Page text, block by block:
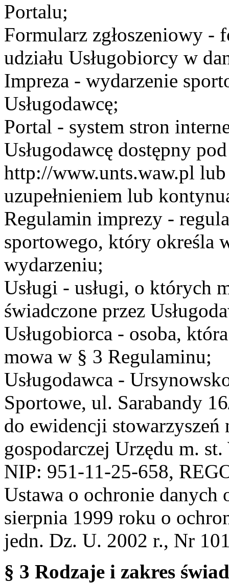
Portalu;
Formularz zgłoszeniowy -
udziału Usługobiorcy w
Impreza - wydarzenie
Usługodawcę;
Portal - system stron
Usługodawcę dostępny
http://www.unts.waw.pl lub
uzupełnieniem lub
Regulamin imprezy -
sportowego, który określa
wydarzeniu;
Usługi - usługi, o których
świadczone przez
Usługobiorca - osoba,
mowa w § 3 Regulaminu;
Usługodawca -
Sportowe, ul. Sarabandy
do ewidencji stowarzyszeń
gospodarczej Urzędu m.
NIP: 951-11-25-658,
Ustawa o ochronie danych
sierpnia 1999 roku o
jedn. Dz. U. 2002 r., Nr
§ 3 Rodzaje i zakres